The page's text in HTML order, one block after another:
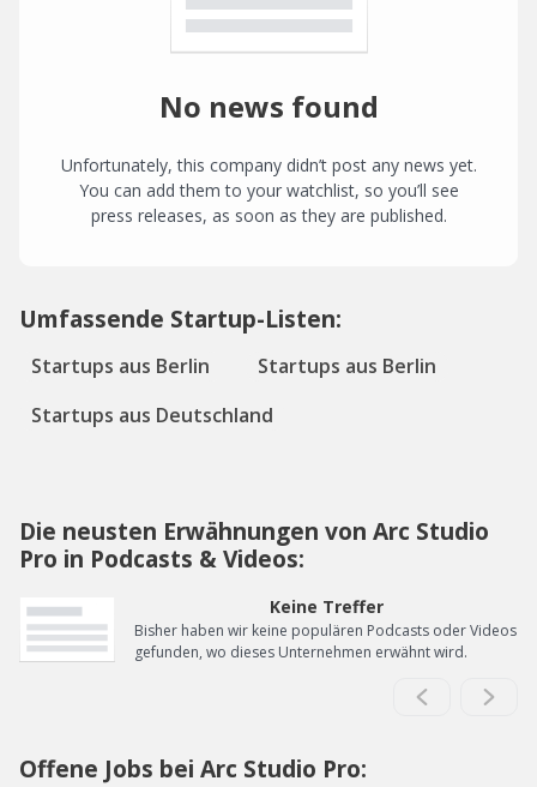
No news found
Unfortunately, this company didn’t post any news yet.
You can add them to your watchlist, so you’ll see
press releases, as soon as they are published.
Umfassende Startup-Listen:
Startups aus Berlin
Startups aus Berlin
Startups aus Deutschland
Die neusten Erwähnungen von Arc Studio
Pro in Podcasts & Videos:
Keine Treffer
Bisher haben wir keine populären Podcasts oder Videos
gefunden, wo dieses Unternehmen erwähnt wird.
Offene Jobs bei Arc Studio Pro: